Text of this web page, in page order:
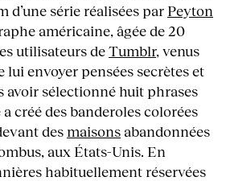
d’une série réalisées par Peyton
américaine, âgée de 20
utilisateurs deTumblr, venus
lui envoyer pensées secrètes et
avoir sélectionné huit phrases
créé des banderoles colorées
desmaisons abandonnées
aux États-Unis. En
habituellement réservées